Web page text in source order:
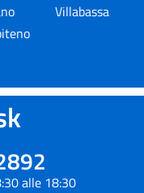
Villabassa
alle 18:30